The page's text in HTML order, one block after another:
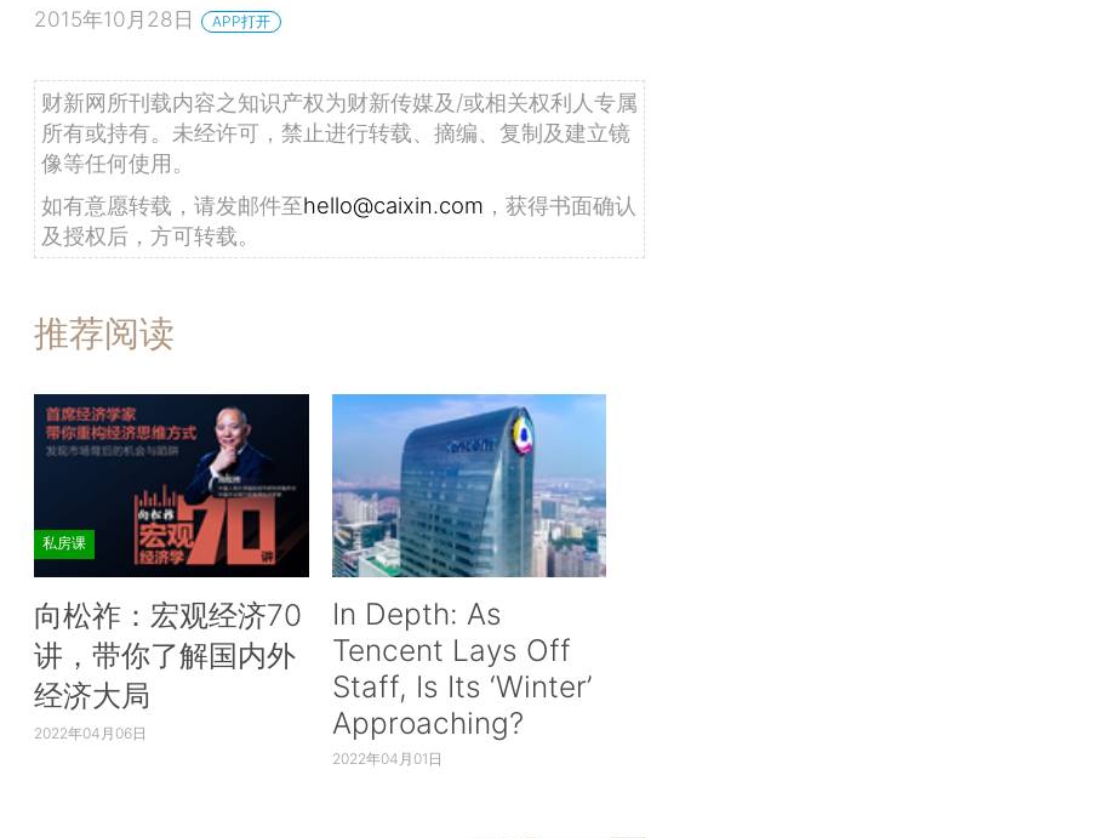
2015年10月28日 APP打开
财新网所刊载内容之知识产权为财新传媒及/或相关权利人专属
所有或持有。未经许可，禁止进行转载、摘编、复制及建立镜
像等任何使用。
如有意愿转载，请发邮件至hello@caixin.com ，获得书面确认
及授权后，方可转载。
推荐阅读
私房课
向松祚：宏观经济70
讲，带你了解国内外
经济大局
2022年04月06日
In Depth: As
Tencent Lays Off
Staff, Is Its ‘Winter’
Approaching?
2022年04月01日